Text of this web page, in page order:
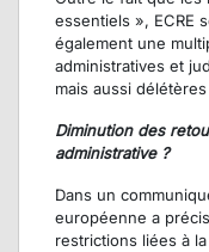
essentiels », ECRE
également une
administratives et
mais aussi
Diminution des
administrative ?
Dans un
européenne a
restrictions liées à